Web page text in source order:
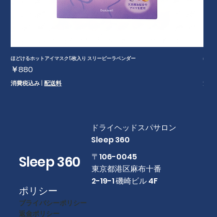
ほどけるホットアイマスク5枚入り スリーピーラベンダー
価格
￥880
消費税込み |配送料
ほど
消費
Sleep 360
ポリシー
プライバシーポリシー
返金ポリシー
​ドライヘッドスパサロン
Sleep 360
​〒106-0045
東京都港区麻布十番
2-19-1 磯崎ビル 4F